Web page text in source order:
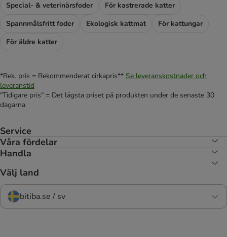
Special- & veterinärsfoder
För kastrerade katter
Spannmålsfritt foder
Ekologisk kattmat
För kattungar
För äldre katter
*Rek. pris = Rekommenderat cirkapris** Se leveranskostnader och
leveranstid
"Tidigare pris" = Det lägsta priset på produkten under de senaste 30
dagarna
Service
Våra fördelar
Handla
Välj land
bitiba.se / sv